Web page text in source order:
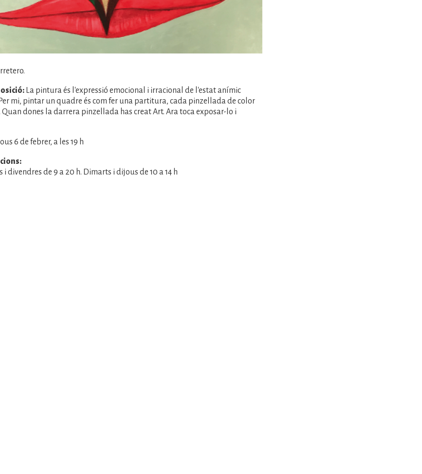
La pintura és l'expressió emocional i irracional de l'estat anímic
mi, pintar un quadre és com fer una partitura, cada pinzellada de color
Quan dones la darrera pinzellada has creat Art. Ara toca exposar-lo i
6 de febrer, a les 19 h
i divendres de 9 a 20 h. Dimarts i dijous de 10 a 14 h